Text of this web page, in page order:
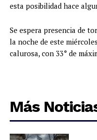
esta posibilidad hace
Se espera presencia de
la noche de este
calurosa, con 33° de
Más